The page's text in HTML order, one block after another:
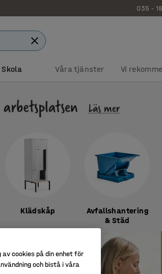
035 -
Skola Våra tjänster Vi
Klädskåp
Avfallshantering
& Städ
cookies på din enhet för
och bistå i våra